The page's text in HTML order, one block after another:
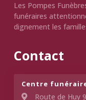
Les Pompes
funéraires
dignement les
Contact
Centre
Route de Huy